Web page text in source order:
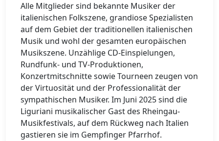
Alle Mitglieder sind bekannte Musiker der
italienischen Folkszene, grandiose Spezialisten
auf dem Gebiet der traditionellen italienischen
Musik und wohl der gesamten europäischen
Musikszene. Unzählige CD-Einspielungen,
Rundfunk- und TV-Produktionen,
Konzertmitschnitte sowie Tourneen zeugen von
der Virtuosität und der Professionalität der
sympathischen Musiker. Im Juni 2025 sind die
Liguriani musikalischer Gast des Rheingau-
Musikfestivals, auf dem Rückweg nach Italien
gastieren sie im Gempfinger Pfarrhof.